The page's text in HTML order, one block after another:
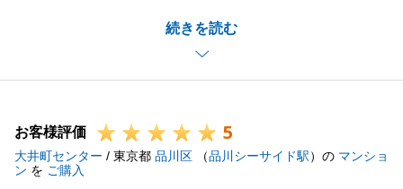
続きを読む
するということだと感じておりますので、F様ご夫婦
の未来がイメージできる、良い物件が見つかったこ
と、私も大変嬉しく思います。
にご連絡下さい。
何卒宜しくお願いいたします。
お客様評価 5
大井町センター / 東京都 品川区 （品川シーサイド駅）の マンショ
ン を ご購入